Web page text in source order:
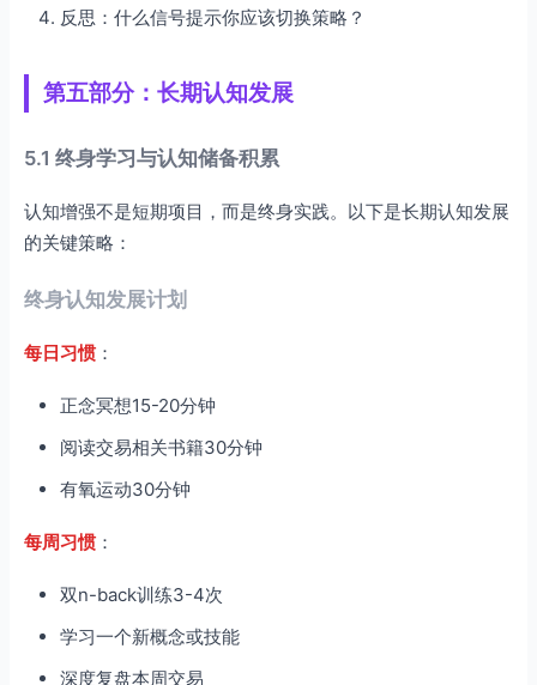
反思：什么信号提示你应该切换策略？
第五部分：长期认知发展
5.1 终身学习与认知储备积累
认知增强不是短期项目，而是终身实践。以下是长期认知发展
的关键策略：
终身认知发展计划
每日习惯 ：
正念冥想15-20分钟
阅读交易相关书籍30分钟
有氧运动30分钟
每周习惯 ：
双n-back训练3-4次
学习一个新概念或技能
深度复盘本周交易